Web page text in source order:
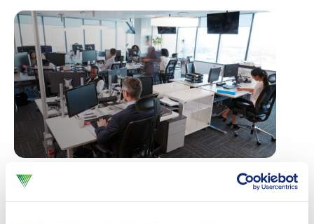
Mocht op een gegeven moment een prijscorrectie